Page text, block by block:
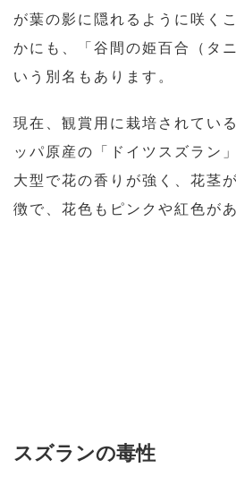
が葉の影に隠れるように咲く
かにも、「谷間の姫百合（タ
いう別名もあります。
現在、観賞用に栽培されてい
ッパ原産の「ドイツスズラン
大型で花の香りが強く、花茎
徴で、花色もピンクや紅色があ
スズランの毒性